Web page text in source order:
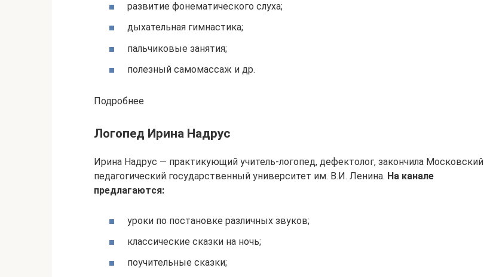
развитие фонематического слуха;
дыхательная гимнастика;
пальчиковые занятия;
полезный самомассаж и др.
Подробнее
Логопед Ирина Надрус
Ирина Надрус — практикующий учитель-логопед, дефектолог, закончила Московский
педагогический государственный университет им. В.И. Ленина. На канале
предлагаются:
уроки по постановке различных звуков;
классические сказки на ночь;
поучительные сказки;